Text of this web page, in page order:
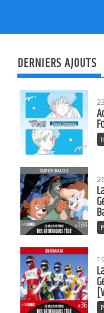
DERNIERS AJOUTS